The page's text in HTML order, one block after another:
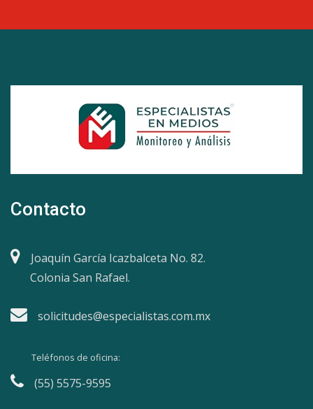
Contacto
Joaquín García Icazbalceta No. 82.
Colonia San Rafael.
solicitudes@especialistas.com.mx
Teléfonos de oficina:
(55) 5575-9595